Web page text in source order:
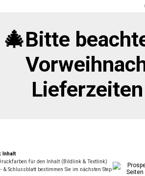
🎄Bitte
Inhalt
für den Inhalt (Bildlink & Textlink)
Schlussblatt bestimmen Sie im nächsten Step